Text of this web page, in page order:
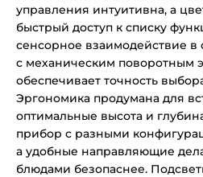
управления интуитивна, а
быстрый доступ к списку
сенсорное взаимодействие в
с механическим поворотным
обеспечивает точность
Эргономика продумана для
оптимальные высота и
прибор с разными
а удобные направляющие
блюдами безопаснее.